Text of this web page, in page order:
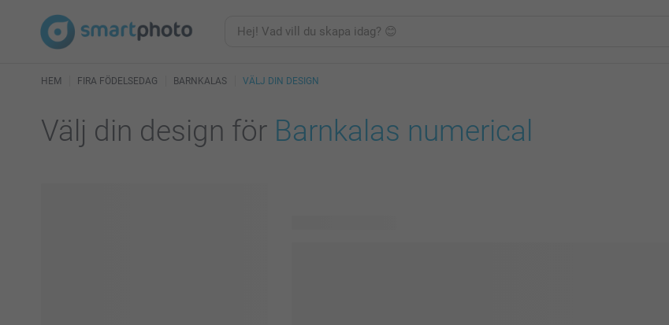
HEM FIRA FÖDELSEDAG BARNKALAS VÄLJ DIN DESIGN
Välj din design för Barnkalas numerical